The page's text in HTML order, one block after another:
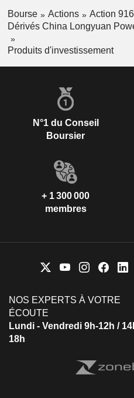
Bourse Actions
Action 916
Dérivés China Longyuan
Produits d'investissement
N°1 du Conseil
Boursier
+ 1 300 000
membres
NOS EXPERTS À VOTRE
ÉCOUTE
Lundi - Vendredi 9h-12h /
18h